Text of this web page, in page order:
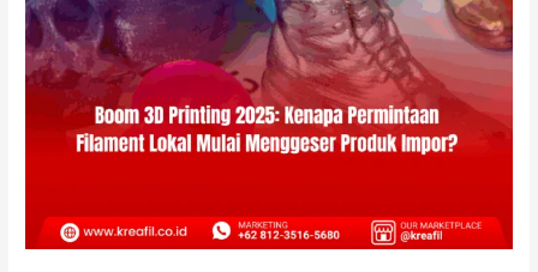
Menggeser
Produk
Impor?